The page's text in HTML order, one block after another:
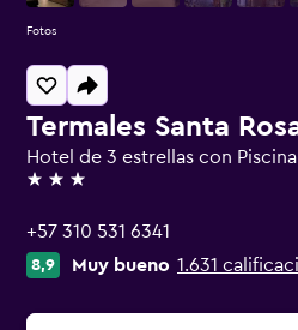
Termales Santa
Hotel de 3 estrellas con
3 estrellas
+57 310 531 6341
8,9 Muy bueno 1.631
Fotos